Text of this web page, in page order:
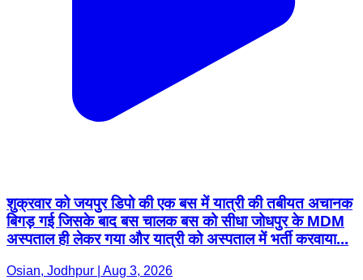
शुक्रवार को जयपुर डिपो की एक बस में यात्री की तबीयत अचानक
बिगड़ गई जिसके बाद बस चालक बस को सीधा जोधपुर के MDM
अस्पताल ही लेकर गया और यात्री को अस्पताल में भर्ती करवाया...
Osian, Jodhpur | Aug 3, 2026